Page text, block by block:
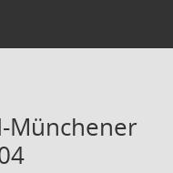
Münchener